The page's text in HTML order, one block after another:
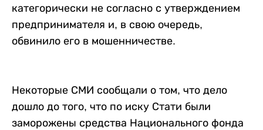
категорически не согласно с утверждением
предпринимателя и, в свою очередь,
обвинило его в мошенничестве.
Некоторые СМИ сообщали о том, что дело
дошло до того, что по иску Стати были
заморожены средства Национального фонда